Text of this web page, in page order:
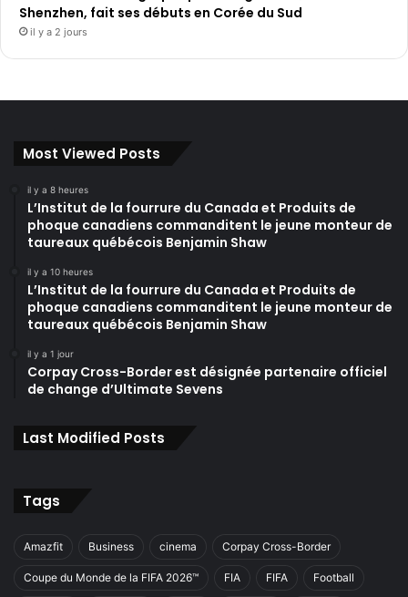
Shenzhen, fait ses débuts en Corée du Sud
il y a 2 jours
Most Viewed Posts
il y a 8 heures
L’Institut de la fourrure du Canada et Produits de
phoque canadiens commanditent le jeune monteur de
taureaux québécois Benjamin Shaw
il y a 10 heures
L’Institut de la fourrure du Canada et Produits de
phoque canadiens commanditent le jeune monteur de
taureaux québécois Benjamin Shaw
il y a 1 jour
Corpay Cross-Border est désignée partenaire officiel
de change d’Ultimate Sevens
Last Modified Posts
Tags
Amazfit Business cinema Corpay Cross-Border
Coupe du Monde de la FIFA 2026™ FIA FIFA Football